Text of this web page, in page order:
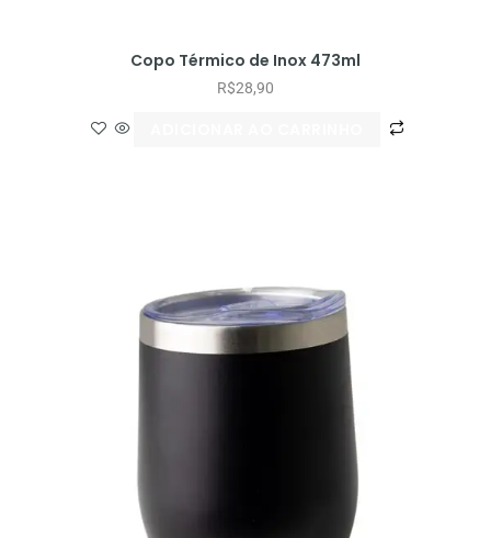
Copo Térmico de Inox 473ml
R$28,90